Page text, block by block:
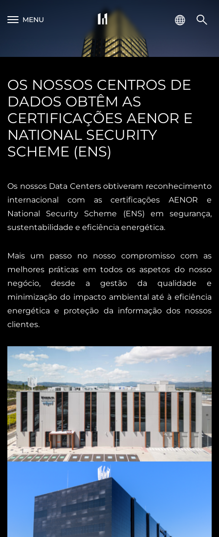
MENU
OS NOSSOS CENTROS DE
DADOS OBTÊM AS
CERTIFICAÇÕES AENOR E
NATIONAL SECURITY
SCHEME (ENS)
Os nossos Data Centers obtiveram reconhecimento
internacional com as certificações AENOR e
National Security Scheme (ENS) em segurança,
sustentabilidade e eficiência energética.
Mais um passo no nosso compromisso com as
melhores práticas em todos os aspetos do nosso
negócio, desde a gestão da qualidade e
minimização do impacto ambiental até à eficiência
energética e proteção da informação dos nossos
clientes.